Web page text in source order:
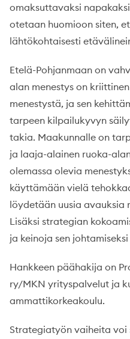
omaksuttavaksi
otetaan huomioon siten,
lähtökohtaisesti
Etelä-Pohjanmaan on
alan menestys on
menestystä, ja sen
tarpeen kilpailukyvyn
takia. Maakunnalle on
ja laaja-alainen ruoka-
olemassa olevia
käyttämään vielä
löydetään uusia avauksia
Lisäksi strategian
ja keinoja sen
Hankkeen päähakija on
ry/MKN yrityspalvelut ja
ammattikorkeakoulu.
Strategiatyön vaiheita voi